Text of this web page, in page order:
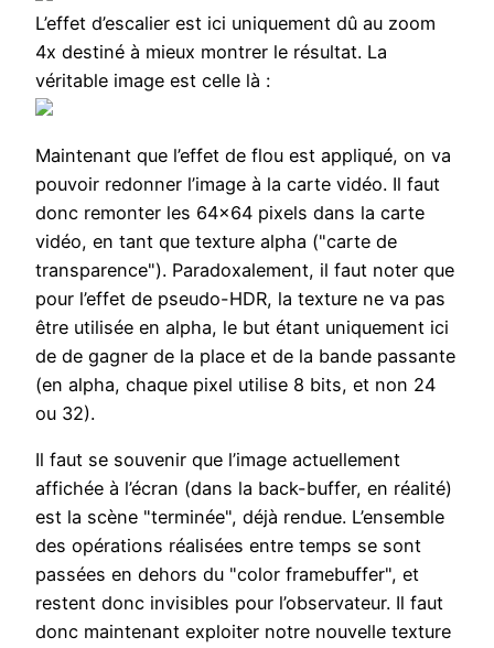
L’effet d’escalier est ici uniquement dû au zoom
4x destiné à mieux montrer le résultat. La
véritable image est celle là :
Maintenant que l’effet de flou est appliqué, on va
pouvoir redonner l’image à la carte vidéo. Il faut
donc remonter les 64×64 pixels dans la carte
vidéo, en tant que texture alpha ("carte de
transparence"). Paradoxalement, il faut noter que
pour l’effet de pseudo-HDR, la texture ne va pas
être utilisée en alpha, le but étant uniquement ici
de de gagner de la place et de la bande passante
(en alpha, chaque pixel utilise 8 bits, et non 24
ou 32).
Il faut se souvenir que l’image actuellement
affichée à l’écran (dans la back-buffer, en réalité)
est la scène "terminée", déjà rendue. L’ensemble
des opérations réalisées entre temps se sont
passées en dehors du "color framebuffer", et
restent donc invisibles pour l’observateur. Il faut
donc maintenant exploiter notre nouvelle texture